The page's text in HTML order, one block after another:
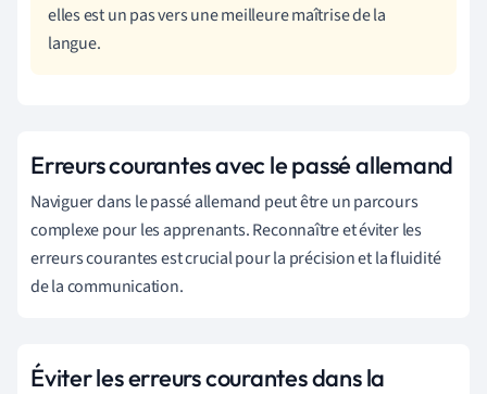
elles est un pas vers une meilleure maîtrise de la
langue.
Erreurs courantes avec le passé allemand
Naviguer dans le passé allemand peut être un parcours
complexe pour les apprenants. Reconnaître et éviter les
erreurs courantes est crucial pour la précision et la fluidité
de la communication.
Éviter les erreurs courantes dans la